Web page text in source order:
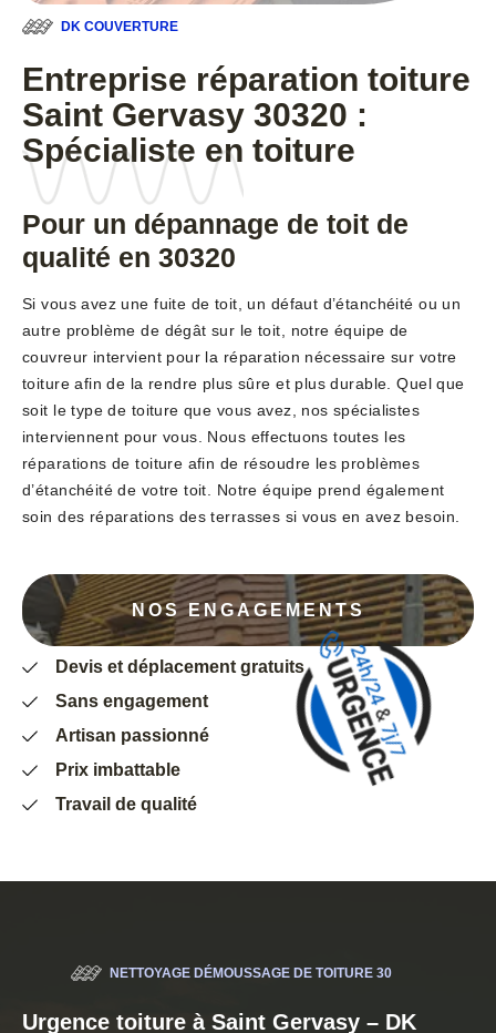
DK COUVERTURE
Entreprise réparation toiture
Saint Gervasy 30320 :
Spécialiste en toiture
Pour un dépannage de toit de
qualité en 30320
Si vous avez une fuite de toit, un défaut d’étanchéité ou un
autre problème de dégât sur le toit, notre équipe de
couvreur intervient pour la réparation nécessaire sur votre
toiture afin de la rendre plus sûre et plus durable. Quel que
soit le type de toiture que vous avez, nos spécialistes
interviennent pour vous. Nous effectuons toutes les
réparations de toiture afin de résoudre les problèmes
d’étanchéité de votre toit. Notre équipe prend également
soin des réparations des terrasses si vous en avez besoin.
NOS ENGAGEMENTS
Devis et déplacement gratuits
Sans engagement
Artisan passionné
Prix imbattable
Travail de qualité
NETTOYAGE DÉMOUSSAGE DE TOITURE 30
Urgence toiture à Saint Gervasy – DK